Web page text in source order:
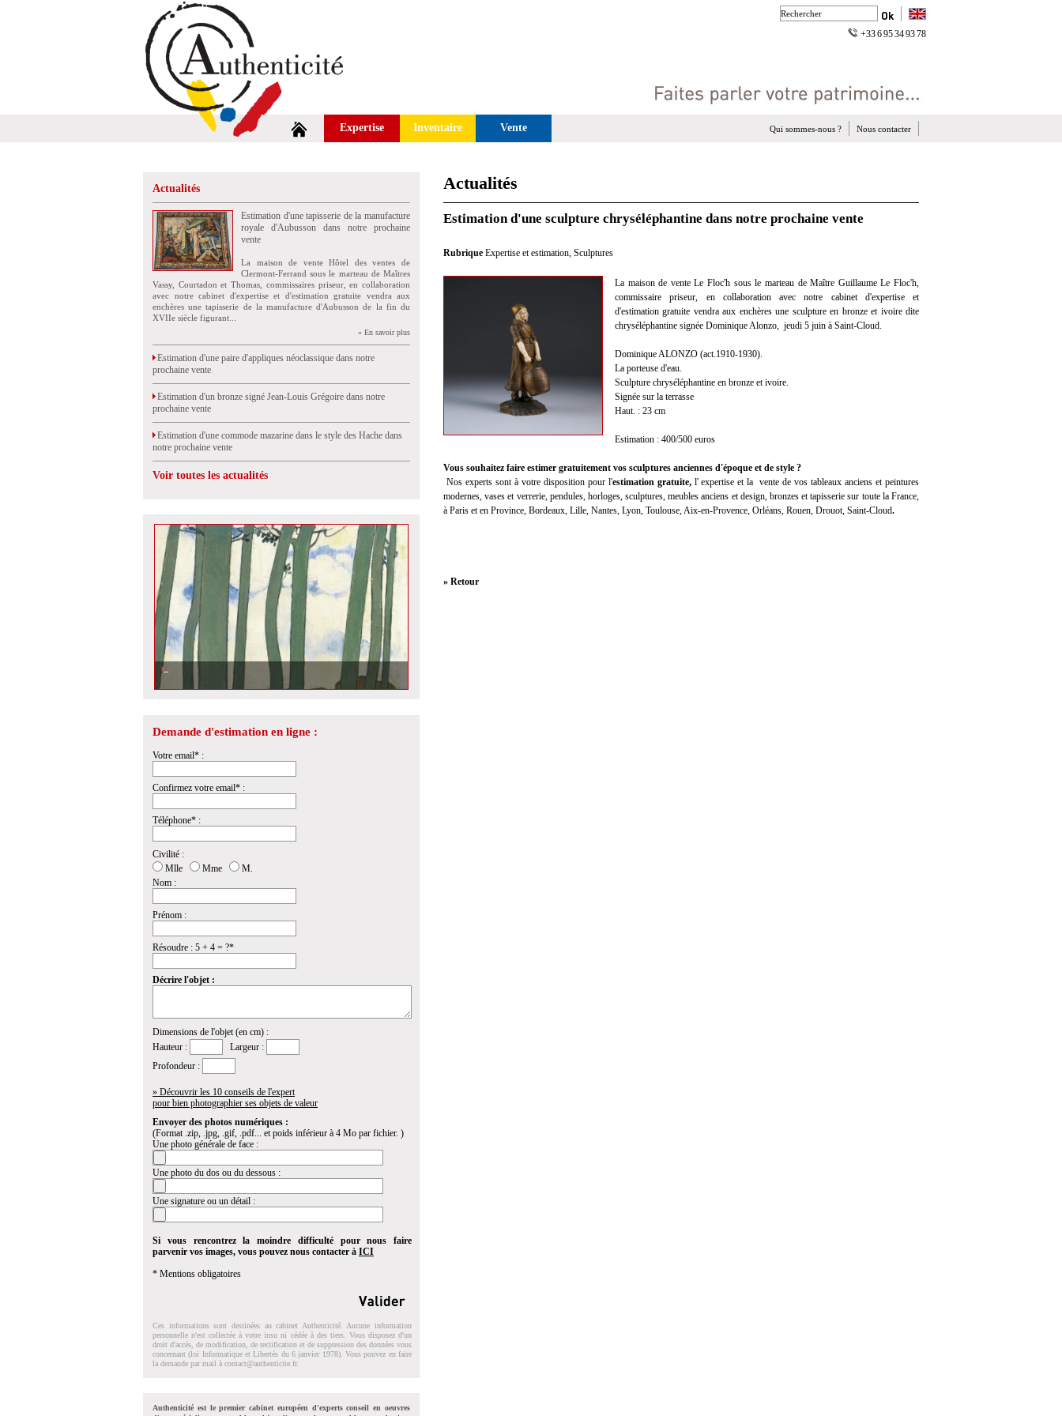
+33 6 95 34 93 78
Expertise Inventaire Vente Nous contacter
Qui sommes-nous ?
Actualités
Estimation d'une tapisserie de la manufacture
royale d'Aubusson dans notre prochaine
vente
La maison de vente Hôtel des ventes de
Clermont-Ferrand sous le marteau de Maîtres
Vassy, Courtadon et Thomas, commissaires priseur, en collaboration
avec notre cabinet d'expertise et d'estimation gratuite vendra aux
enchères une tapisserie de la manufacture d'Aubusson de la fin du
XVIIe siècle figurant...
» En savoir plus
Estimation d'une paire d'appliques néoclassique dans notre
prochaine vente
Estimation d'un bronze signé Jean-Louis Grégoire dans notre
prochaine vente
Estimation d'une commode mazarine dans le style des Hache dans
notre prochaine vente
Voir toutes les actualités
Demande d'estimation en ligne :
Votre email* :
Confirmez votre email* :
Téléphone* :
Civilité :
Mlle
Mme
M.
Nom :
Prénom :
Résoudre : 5 + 4 = ?*
Décrire l'objet :
Dimensions de l'objet (en cm) :
Hauteur :
Largeur :
Profondeur :
» Découvrir les 10 conseils de l'expert
pour bien photographier ses objets de valeur
Envoyer des photos numériques :
(Format .zip, .jpg, .gif, .pdf... et poids inférieur à 4 Mo par fichier. )
Une photo générale de face :
Une photo du dos ou du dessous :
Une signature ou un détail :
Si vous rencontrez la moindre difficulté pour nous faire
parvenir vos images, vous pouvez nous contacter à ICI
* Mentions obligatoires
Ces informations sont destinées au cabinet Authenticité. Aucune information
personnelle n'est collectée à votre insu ni cédée à des tiers. Vous disposez d'un
droit d'accés, de modification, de rectification et de suppression des données vous
concernant (loi Informatique et Libertés du 6 janvier 1978). Vous pouvez en faire
la demande par mail à contact@authenticite.fr.
Authenticité est le premier cabinet européen d'experts conseil en oeuvres
Actualités
Estimation d'une sculpture chryséléphantine dans notre prochaine vente
Rubrique Expertise et estimation, Sculptures
La maison de vente Le Floc'h sous le marteau de Maître Guillaume Le Floc'h,
commissaire priseur, en collaboration avec notre cabinet d'expertise et
d'estimation gratuite vendra aux enchères une sculpture en bronze et ivoire dite
chryséléphantine signée Dominique Alonzo, jeudi 5 juin à Saint-Cloud.
Dominique ALONZO (act.1910-1930).
La porteuse d'eau.
Sculpture chryséléphantine en bronze et ivoire.
Signée sur la terrasse
Haut. : 23 cm
Estimation : 400/500 euros
Vous souhaitez faire estimer gratuitement vos sculptures anciennes d'époque et de style ?
Nos experts sont à votre disposition pour l'estimation gratuite, l'expertise et lavente de vos tableaux anciens et peintures
modernes, vases et verrerie, pendules, horloges, sculptures, meubles anciens et design, bronzes et tapisserie sur toute la France,
à Paris et en Province, Bordeaux, Lille, Nantes, Lyon, Toulouse, Aix-en-Provence, Orléans, Rouen, Drouot, Saint-Cloud.
» Retour